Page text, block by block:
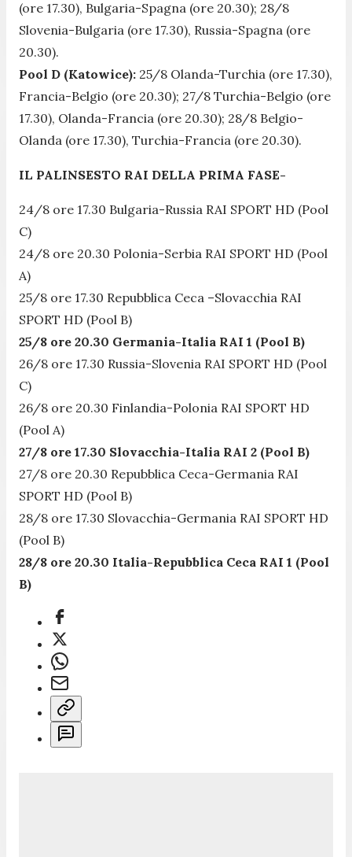
(ore 17.30), Bulgaria-Spagna (ore 20.30); 28/8
Slovenia-Bulgaria (ore 17.30), Russia-Spagna (ore
20.30).
Pool D (Katowice): 25/8 Olanda-Turchia (ore 17.30),
Francia-Belgio (ore 20.30); 27/8 Turchia-Belgio (ore
17.30), Olanda-Francia (ore 20.30); 28/8 Belgio-
Olanda (ore 17.30), Turchia-Francia (ore 20.30).
IL PALINSESTO RAI DELLA PRIMA FASE-
24/8 ore 17.30 Bulgaria-Russia RAI SPORT HD (Pool
C)
24/8 ore 20.30 Polonia-Serbia RAI SPORT HD (Pool
A)
25/8 ore 17.30 Repubblica Ceca –Slovacchia RAI
SPORT HD (Pool B)
25/8 ore 20.30 Germania-Italia RAI 1 (Pool B)
26/8 ore 17.30 Russia-Slovenia RAI SPORT HD (Pool
C)
26/8 ore 20.30 Finlandia-Polonia RAI SPORT HD
(Pool A)
27/8 ore 17.30 Slovacchia-Italia RAI 2 (Pool B)
27/8 ore 20.30 Repubblica Ceca-Germania RAI
SPORT HD (Pool B)
28/8 ore 17.30 Slovacchia-Germania RAI SPORT HD
(Pool B)
28/8 ore 20.30 Italia-Repubblica Ceca RAI 1 (Pool
B)